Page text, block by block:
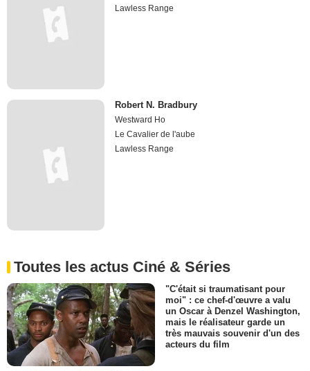
Lawless Range
Robert N. Bradbury
Westward Ho
Le Cavalier de l'aube
Lawless Range
Toutes les actus Ciné & Séries
"C'était si traumatisant pour
moi" : ce chef-d'œuvre a valu
un Oscar à Denzel Washington,
mais le réalisateur garde un
très mauvais souvenir d'un des
acteurs du film